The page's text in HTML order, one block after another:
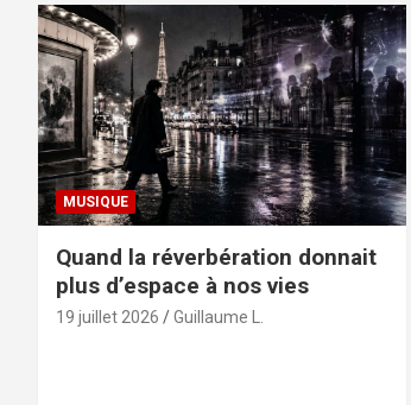
MUSIQUE
Quand la réverbération donnait
plus d’espace à nos vies
19 juillet 2026 Guillaume L.